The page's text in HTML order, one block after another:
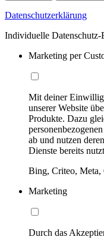
Datenschutzerklärung
Individuelle Datenschutz-
Marketing per
Mit deiner
unserer Website
Produkte. Dazu
ab und nutzen
Dienste bereits
Bing, Criteo,
Marketing
Durch das